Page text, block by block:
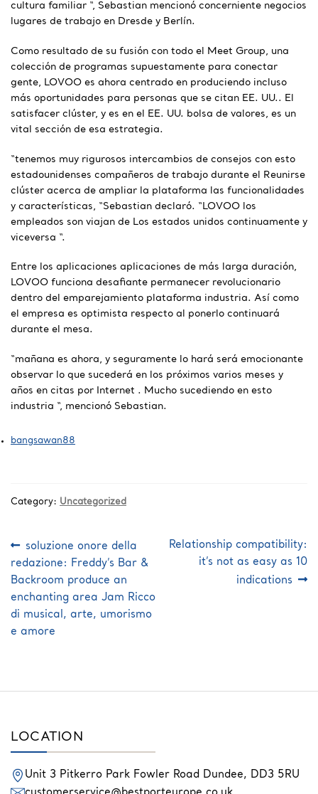
cultura familiar “, Sebastian mencionó concerniente negocios
lugares de trabajo en Dresde y Berlín.
Como resultado de su fusión con todo el Meet Group, una
colección de programas supuestamente para conectar
gente, LOVOO es ahora centrado en produciendo incluso
más oportunidades para personas que se citan EE. UU.. El
satisfacer clúster, y es en el EE. UU. bolsa de valores, es un
vital sección de esa estrategia.
“tenemos muy rigurosos intercambios de consejos con esto
estadounidenses compañeros de trabajo durante el Reunirse
clúster acerca de ampliar la plataforma las funcionalidades
y características, “Sebastian declaró. “LOVOO los
empleados son viajan de Los estados unidos continuamente y
viceversa “.
Entre los aplicaciones aplicaciones de más larga duración,
LOVOO funciona desafiante permanecer revolucionario
dentro del emparejamiento plataforma industria. Así como
el empresa es optimista respecto al ponerlo continuará
durante el mesa.
“mañana es ahora, y seguramente lo hará será emocionante
observar lo que sucederá en los próximos varios meses y
años en citas por Internet . Mucho sucediendo en esto
industria “, mencionó Sebastian.
bangsawan88
Category: Uncategorized
Post
navigation
Previous
post:
soluzione onore della
redazione: Freddy’s Bar &
Backroom produce an
enchanting area Jam Ricco
di musical, arte, umorismo
e amore
Next
Relationship compatibility:
it’s not as easy as 10
indications
LOCATION
Unit 3 Pitkerro Park Fowler Road Dundee, DD3 5RU